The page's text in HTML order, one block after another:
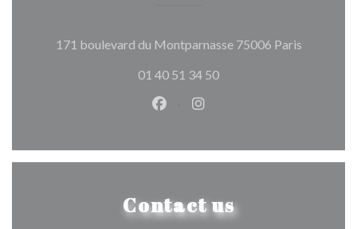
171 boulevard du Montparnasse 75006 Paris((opens
01 40 51 34 50
Facebook ((opens in a new
Instagram ((opens in a
Contact us